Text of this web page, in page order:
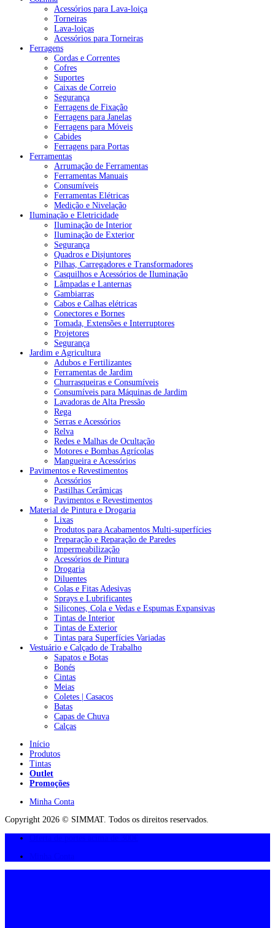
Acessórios para Lava-loiça
Torneiras
Lava-loiças
Acessórios para Torneiras
Ferragens
Cordas e Correntes
Cofres
Suportes
Caixas de Correio
Segurança
Ferragens de Fixação
Ferragens para Janelas
Ferragens para Móveis
Cabides
Ferragens para Portas
Ferramentas
Arrumação de Ferramentas
Ferramentas Manuais
Consumíveis
Ferramentas Elétricas
Medição e Nivelação
Iluminação e Eletricidade
Iluminação de Interior
Iluminação de Exterior
Segurança
Quadros e Disjuntores
Pilhas, Carregadores e Transformadores
Casquilhos e Acessórios de Iluminação
Lâmpadas e Lanternas
Gambiarras
Cabos e Calhas elétricas
Conectores e Bornes
Tomada, Extensões e Interruptores
Projetores
Segurança
Jardim e Agricultura
Adubos e Fertilizantes
Ferramentas de Jardim
Churrasqueiras e Consumíveis
Consumíveis para Máquinas de Jardim
Lavadoras de Alta Pressão
Rega
Serras e Acessórios
Relva
Redes e Malhas de Ocultação
Motores e Bombas Agrícolas
Mangueira e Acessórios
Pavimentos e Revestimentos
Acessórios
Pastilhas Cerâmicas
Pavimentos e Revestimentos
Material de Pintura e Drogaria
Lixas
Produtos para Acabamentos Multi-superfícies
Preparação e Reparação de Paredes
Impermeabilização
Acessórios de Pintura
Drogaria
Diluentes
Colas e Fitas Adesivas
Sprays e Lubrificantes
Silicones, Cola e Vedas e Espumas Expansivas
Tintas de Interior
Tintas de Exterior
Tintas para Superfícies Variadas
Vestuário e Calçado de Trabalho
Sapatos e Botas
Bonés
Cintas
Meias
Coletes | Casacos
Batas
Capas de Chuva
Calças
Início
Produtos
Tintas
Outlet
Promoções
Minha Conta
Copyright 2026 © SIMMAT. Todos os direitos reservados.